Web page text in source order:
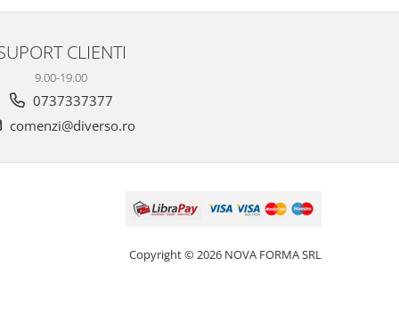
CLIENTI
9.00-19.00
0737337377
comenzi@diverso.ro
Copyright © 2026 NOVA FORMA SRL